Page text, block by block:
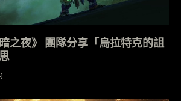
之夜》 團隊分享「烏拉特克的詛